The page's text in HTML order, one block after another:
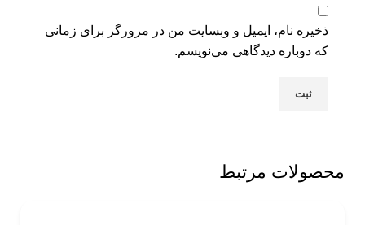
ذخیره نام، ایمیل و وبسایت من در مرورگر برای زمانی
که دوباره دیدگاهی می‌نویسم.
محصولات مرتبط